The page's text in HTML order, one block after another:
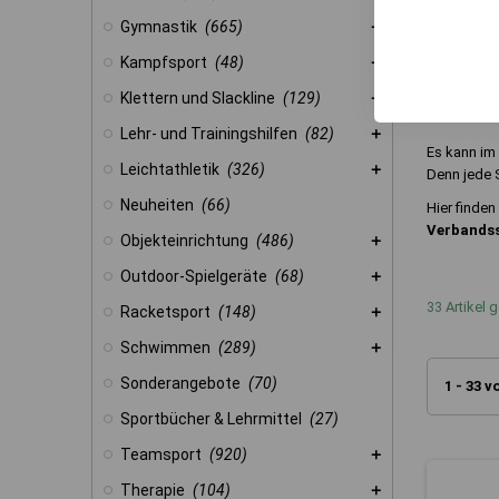
Gymnastik (665)
Kampfsport (48)
Klettern und Slackline (129)
Lehr- und Trainingshilfen (82)
Leichtathletik (326)
Neuheiten (66)
Objekteinrichtung (486)
Outdoor-Spielgeräte (68)
Racketsport (148)
Schwimmen (289)
Sonderangebote (70)
Sportbücher & Lehrmittel
(27)
Teamsport (920)
Therapie (104)
Es kann
Denn jede
Hier
33 Artikel
1 - 33